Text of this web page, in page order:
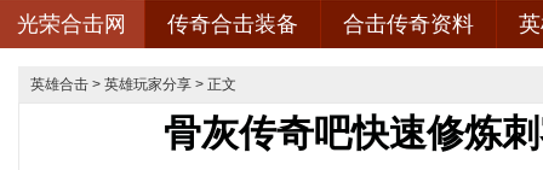
光荣合击网 传奇合击装备 合击传奇资料
英雄合击 > 英雄玩家分享 > 正文
骨灰传奇吧快速修炼